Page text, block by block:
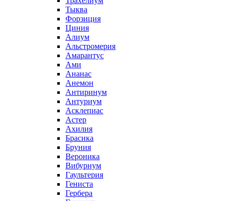
Тыква
Форзиция
Циния
Алиум
Альстромерия
Амарантус
Ами
Ананас
Анемон
Антиринум
Антуриум
Асклепиас
Астер
Ахилия
Брасика
Бруния
Вероника
Вибурнум
Гаультерия
Гениста
Гербера